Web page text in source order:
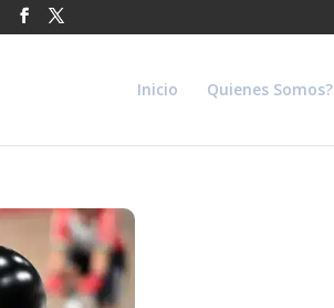
Inicio Quienes Somos?